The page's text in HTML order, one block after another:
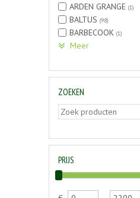
ARDEN GRANGE (1)
BALTUS (98)
BARBECOOK (1)
Meer
ZOEKEN
PRIJS